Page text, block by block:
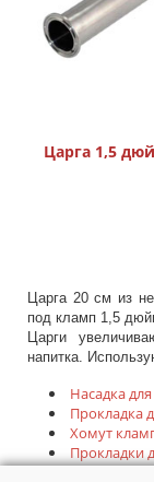
Царга 1,5
Царга 20 см из
под кламп 1,5
Царги
напитка.
Насадка
Прокладка
Хомут
Прокладки